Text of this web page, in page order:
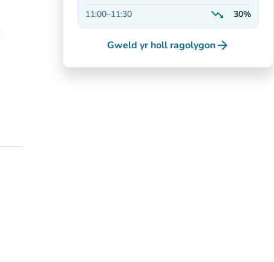
11:00–11:30 trending_down
Yn lleihau
30%
Gweld yr holl ragolygonarrow_forward